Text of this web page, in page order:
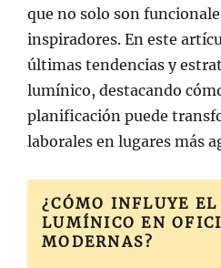
que no solo son
inspiradores. En este
últimas tendencias y
lumínico, destacando
planificación puede
laborales en lugares más
¿CÓMO INFLUYE
LUMÍNICO EN
MODERNAS?